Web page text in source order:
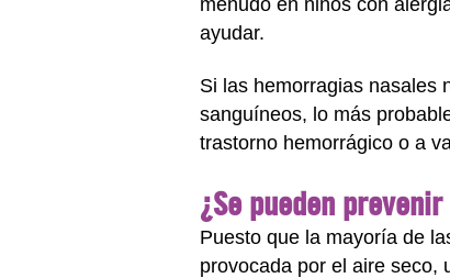
ayudar.
Si las hemorragias nasales
sanguíneos, lo más
trastorno hemorrágico o a
¿Se pueden
Puesto que la mayoría de
provocada por el aire seco,